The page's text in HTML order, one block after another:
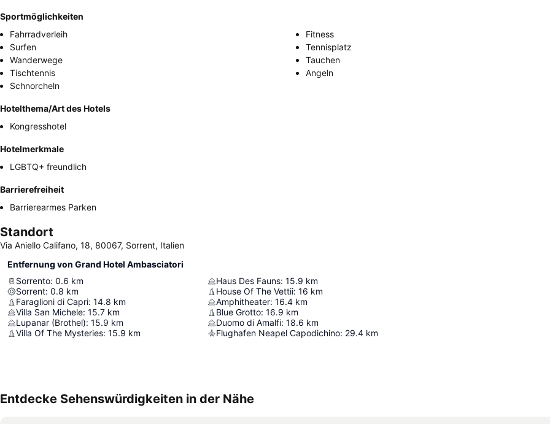
Sportmöglichkeiten
Fahrradverleih
Fitness
Surfen
Tennisplatz
Wanderwege
Tauchen
Tischtennis
Angeln
Schnorcheln
Hotelthema/Art des Hotels
Kongresshotel
Hotelmerkmale
LGBTQ+ freundlich
Barrierefreiheit
Barrierearmes Parken
Standort
Via Aniello Califano, 18, 80067, Sorrent, Italien
Entfernung von Grand Hotel Ambasciatori
Sorrento: 0.6 km
Sorrent: 0.8 km
Faraglioni di Capri: 14.8 km
Villa San Michele: 15.7 km
Lupanar (Brothel): 15.9 km
Villa Of The Mysteries: 15.9 km
Haus Des Fauns: 15.9 km
House Of The Vettii: 16 km
Amphitheater: 16.4 km
Blue Grotto: 16.9 km
Duomo di Amalfi: 18.6 km
Flughafen Neapel Capodichino: 29.4 km
Entdecke Sehenswürdigkeiten in der Nähe